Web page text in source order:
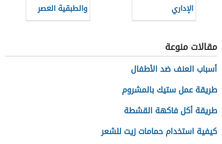
الإداري
والطبقية العصر
الحديث
مقالات منوعة
أسباب العنف ضد الأطفال
طريقة عمل ستيك بالمشروم
طريقة أكل فاكهة القشطة
كيفية استخدام حمامات زيت للشعر